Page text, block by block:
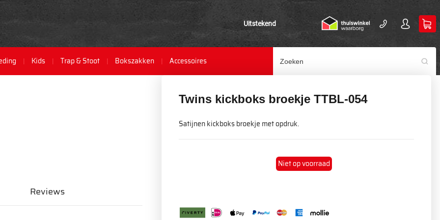
Uitstekend
Kids Trap & Stoot Bokszakken Accessoires
Twins kickboks broekje TTBL-054
Satijnen kickboks broekje met opdruk.
Niet op voorraad
Reviews